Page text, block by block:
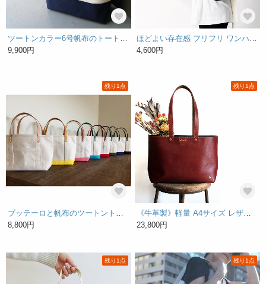
9,900円
4,600円
残り1点
8,800円
残り1点
23,800円
残り1点 残り1点